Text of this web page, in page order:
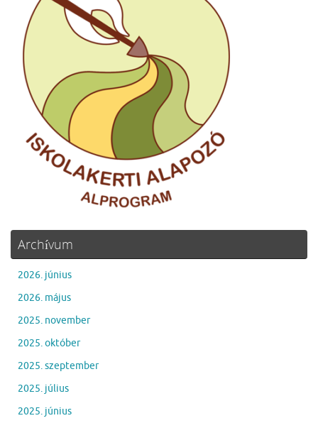
Archívum
2026. június
2026. május
2025. november
2025. október
2025. szeptember
2025. július
2025. június